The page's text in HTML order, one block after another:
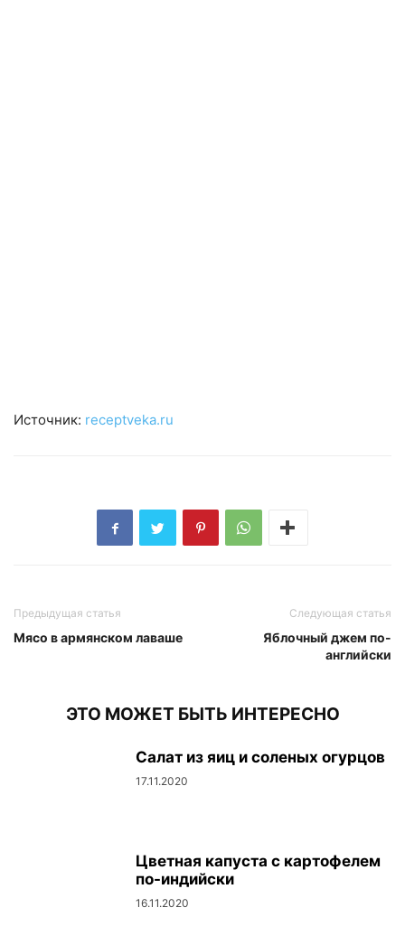
Источник: receptveka.ru
Предыдущая статья
Мясо в армянском лаваше
Следующая статья
Яблочный джем по-
английски
ЭТО МОЖЕТ БЫТЬ ИНТЕРЕСНО
Салат из яиц и соленых огурцов
17.11.2020
Цветная капуста с картофелем
по-индийски
16.11.2020